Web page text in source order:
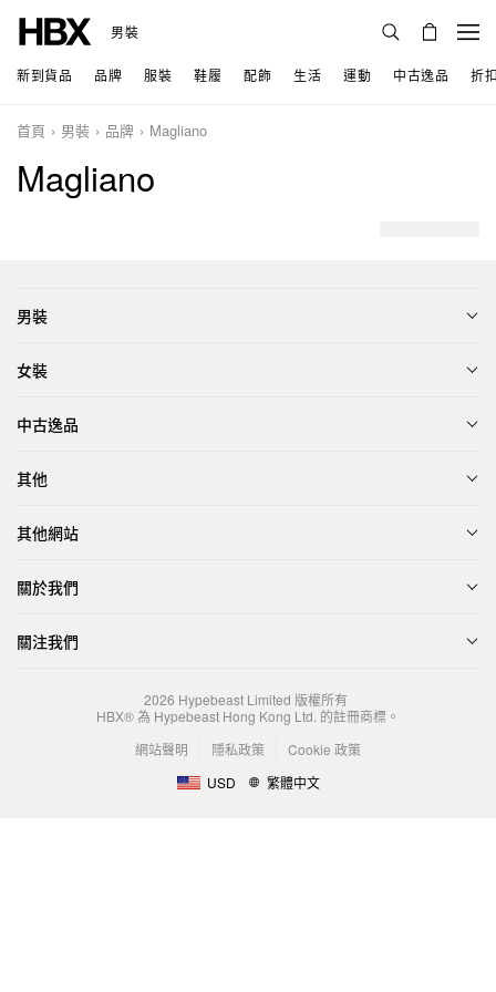
男裝
新到貨品 品牌 服裝 鞋履 配飾 生活 運動 中古逸品 折
首頁 男裝 品牌 Magliano
Magliano
男裝
女裝
中古逸品
其他
其他網站
關於我們
關注我們
2026 Hypebeast Limited 版權所有
HBX® 為 Hypebeast Hong Kong Ltd. 的註冊商標。
網站聲明
隱私政策
Cookie 政策
USD
繁體中文